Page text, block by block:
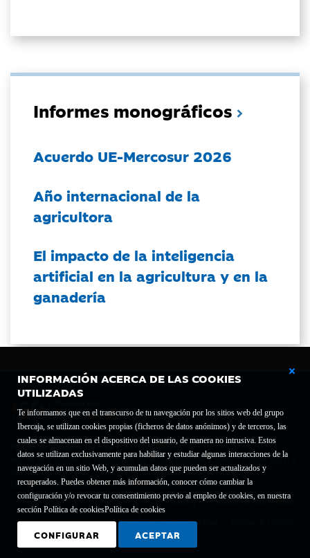
INFORMACIÓN ACERCA DE LAS COOKIES
UTILIZADAS
Te informamos que en el transcurso de tu navegación por los sitios web del grupo
Ibercaja, se utilizan cookies propias (ficheros de datos anónimos) y de terceros, las
cuales se almacenan en el dispositivo del usuario, de manera no intrusiva. Estos
datos se utilizan exclusivamente para habilitar y estudiar algunas interacciones de la
navegación en un sitio Web, y acumulan datos que pueden ser actualizados y
recuperados. Puedes obtener más información, conocer cómo cambiar la
configuración y/o revocar tu consentimiento previo al empleo de cookies, en nuestra
sección Política de cookiesPolítica de cookies
CONFIGURAR ACEPTAR
Informes monográficos
Acuerdo UE-Mercosur 2026
Año internacional de la
agricultora
El impacto de la inteligencia
artificial en la agricultura y en la
ganadería
Fundación Bancaria Ibercaja C.I.F. G-50000652.
Inscrita en el Registro de Fundaciones del Mº de Educación, Cultura y Deporte con el nº
1689.
Domicilio social: Joaquín Costa, 13. 50001 Zaragoza.
Contacto
Declaración de accesibilidad
Aviso legal Política de privacidad